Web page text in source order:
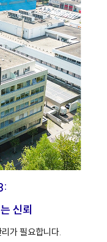
신뢰
가 필요합니다.